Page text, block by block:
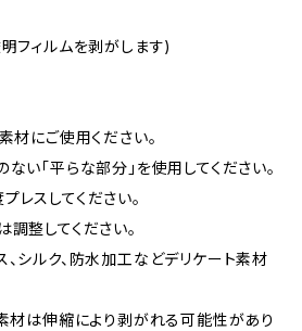
フィルムを剥がします)
材にご使用ください。
い「平らな部分」を使用してください。
レスしてください。
調整してください。
、シルク、防水加工などデリケート素材
素材は伸縮により剥がれる可能性があり